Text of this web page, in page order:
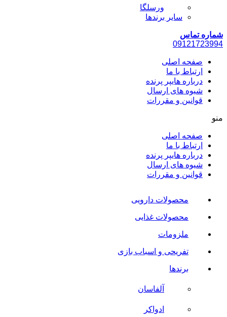
ورسلگا
سایر برند‌ها
شماره تماس
09121723994
صفحه اصلی
ارتباط با ما
درباره هایپر پرنده
شیوه های ارسال
قوانین و مقررات
منو
صفحه اصلی
ارتباط با ما
درباره هایپر پرنده
شیوه های ارسال
قوانین و مقررات
محصولات دارویی
محصولات غذایی
ملزومات
تفریحی و اسباب بازی
برندها
آلفاسان
ادواکر